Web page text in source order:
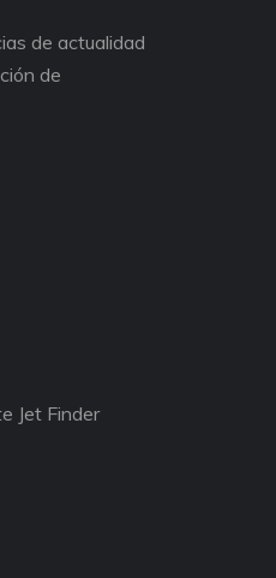
de actualidad
de
Jet Finder